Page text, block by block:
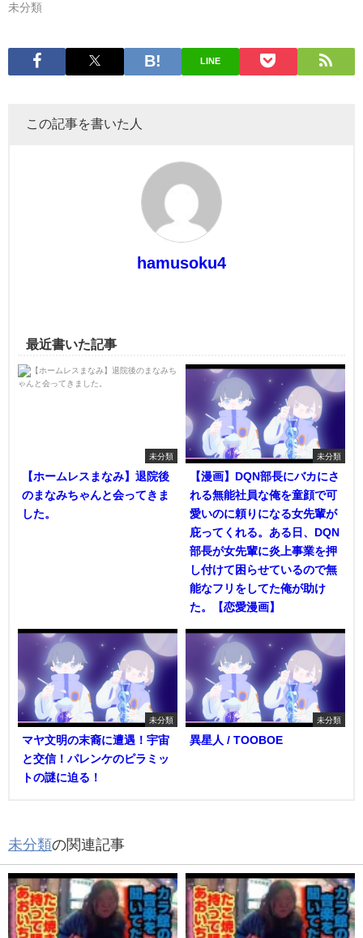
未分類
LINE
この記事を書いた人
hamusoku4
最近書いた記事
未分類
【ホームレスまなみ】退院後
のまなみちゃんと会ってきま
した。
未分類
【漫画】DQN部長にバカにさ
れる無能社員な俺を童顔で可
愛いのに頼りになる女先輩が
庇ってくれる。ある日、DQN
部長が女先輩に炎上事業を押
し付けて困らせているので無
能なフリをしてた俺が助け
た。【恋愛漫画】
未分類
マヤ文明の末裔に遭遇！宇宙
と交信！パレンケのピラミッ
トの謎に迫る！
未分類
異星人 / TOOBOE
未分類の関連記事